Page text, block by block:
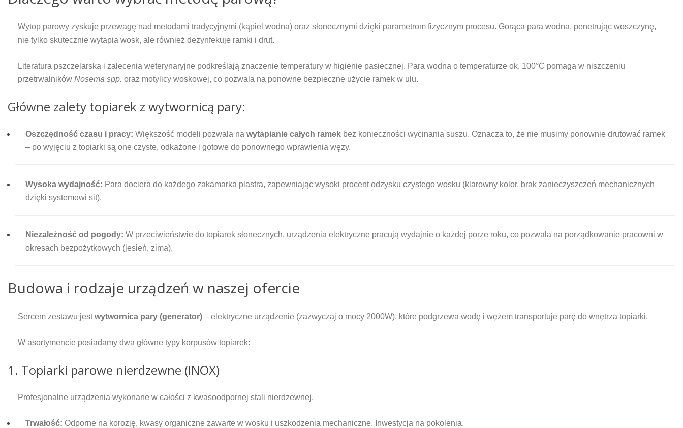
Wytop parowy zyskuje przewagę nad metodami tradycyjnymi (kąpiel wodna) oraz słonecznymi dzięki parametrom fizycznym procesu. Gorąca para wodna, penetrując woszczynę,
nie tylko skutecznie wytapia wosk, ale również dezynfekuje ramki i drut.
Literatura pszczelarska i zalecenia weterynaryjne podkreślają znaczenie temperatury w higienie pasiecznej. Para wodna o temperaturze ok. 100°C pomaga w niszczeniu
przetrwalników Nosema spp. oraz motylicy woskowej, co pozwala na ponowne bezpieczne użycie ramek w ulu.
Główne zalety topiarek z wytwornicą pary:
Oszczędność czasu i pracy: Większość modeli pozwala na wytapianie całych ramek bez konieczności wycinania suszu. Oznacza to, że nie musimy ponownie drutować ramek
– po wyjęciu z topiarki są one czyste, odkażone i gotowe do ponownego wprawienia węzy.
Wysoka wydajność: Para dociera do każdego zakamarka plastra, zapewniając wysoki procent odzysku czystego wosku (klarowny kolor, brak zanieczyszczeń mechanicznych
dzięki systemowi sit).
Niezależność od pogody: W przeciwieństwie do topiarek słonecznych, urządzenia elektryczne pracują wydajnie o każdej porze roku, co pozwala na porządkowanie pracowni w
okresach bezpożytkowych (jesień, zima).
Budowa i rodzaje urządzeń w naszej ofercie
Sercem zestawu jestwytwornica pary (generator) – elektryczne urządzenie (zazwyczaj o mocy 2000W), które podgrzewa wodę i wężem transportuje parę do wnętrza topiarki.
W asortymencie posiadamy dwa główne typy korpusów topiarek:
1. Topiarki parowe nierdzewne (INOX)
Profesjonalne urządzenia wykonane w całości z kwasoodpornej stali nierdzewnej.
Trwałość: Odporne na korozję, kwasy organiczne zawarte w wosku i uszkodzenia mechaniczne. Inwestycja na pokolenia.